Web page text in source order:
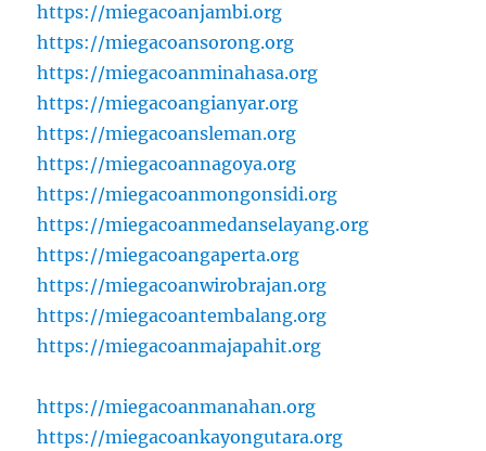
https://miegacoanjambi.org
https://miegacoansorong.org
https://miegacoanminahasa.org
https://miegacoangianyar.org
https://miegacoansleman.org
https://miegacoannagoya.org
https://miegacoanmongonsidi.org
https://miegacoanmedanselayang.org
https://miegacoangaperta.org
https://miegacoanwirobrajan.org
https://miegacoantembalang.org
https://miegacoanmajapahit.org
https://miegacoanmanahan.org
https://miegacoankayongutara.org